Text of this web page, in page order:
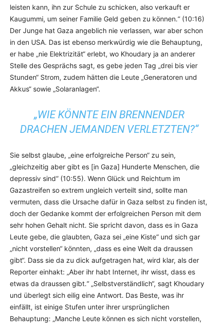
leisten kann, ihn zur Schule zu schicken, also verkauft er
Kaugummi, um seiner Familie Geld geben zu können.“ (10:16)
Der Junge hat Gaza angeblich nie verlassen, war aber schon
in den USA. Das ist ebenso merkwürdig wie die Behauptung,
er habe „nie Elektrizität“ erlebt, wo Khoudary ja an anderer
Stelle des Gesprächs sagt, es gebe jeden Tag „drei bis vier
Stunden“ Strom, zudem hätten die Leute „Generatoren und
Akkus“ sowie „Solaranlagen“.
„WIE KÖNNTE EIN BRENNENDER
DRACHEN JEMANDEN VERLETZTEN?“
Sie selbst glaube, „eine erfolgreiche Person“ zu sein,
„gleichzeitig aber gibt es [in Gaza] Hunderte Menschen, die
depressiv sind“ (10:55). Wenn Glück und Reichtum im
Gazastreifen so extrem ungleich verteilt sind, sollte man
vermuten, dass die Ursache dafür in Gaza selbst zu finden ist,
doch der Gedanke kommt der erfolgreichen Person mit dem
sehr hohen Gehalt nicht. Sie spricht davon, dass es in Gaza
Leute gebe, die glaubten, Gaza sei „eine Kiste“ und sich gar
„nicht vorstellen“ könnten, „dass es eine Welt da draussen
gibt“. Dass sie da zu dick aufgetragen hat, wird klar, als der
Reporter einhakt: „Aber ihr habt Internet, ihr wisst, dass es
etwas da draussen gibt.“ „Selbstverständlich“, sagt Khoudary
und überlegt sich eilig eine Antwort. Das Beste, was ihr
einfällt, ist einige Stufen unter ihrer ursprünglichen
Behauptung: „Manche Leute können es sich nicht vorstellen,